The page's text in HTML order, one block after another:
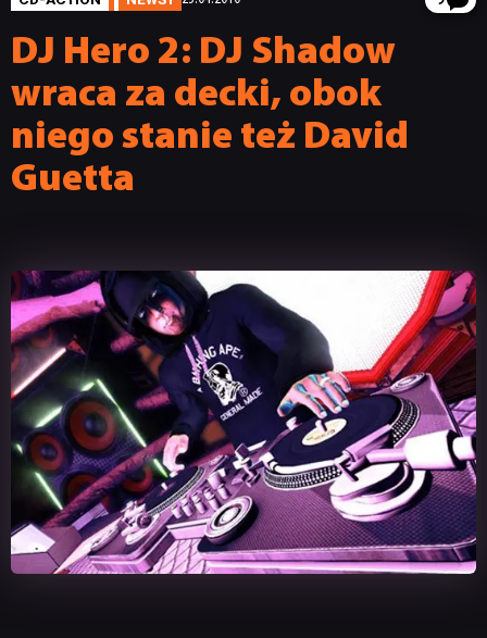
DJ Hero 2: DJ Shadow
wraca za decki, obok
niego stanie też David
Guetta